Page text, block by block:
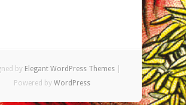
by Elegant WordPress Themes
Powered by WordPress